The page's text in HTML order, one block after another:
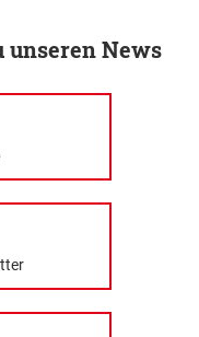
unseren News